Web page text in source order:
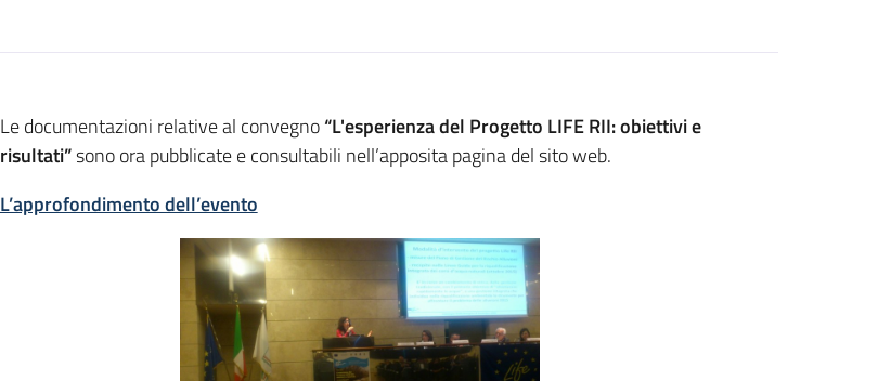
Introduzione
Le documentazioni relative al convegno“L'esperienza del Progetto LIFE RII: obiettivi e
risultati”sono ora pubblicate e consultabili nell’apposita pagina del sito web.
L’approfondimento dell’evento